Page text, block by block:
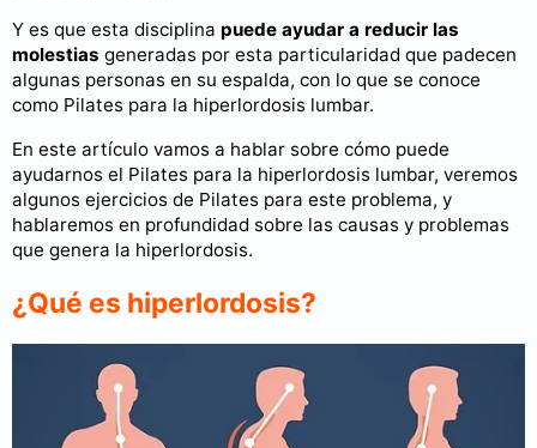
Y es que esta disciplina puede ayudar a reducir las
molestias generadas por esta particularidad que padecen
algunas personas en su espalda, con lo que se conoce
como Pilates para la hiperlordosis lumbar.
En este artículo vamos a hablar sobre cómo puede
ayudarnos el Pilates para la hiperlordosis lumbar, veremos
algunos ejercicios de Pilates para este problema, y
hablaremos en profundidad sobre las causas y problemas
que genera la hiperlordosis.
¿Qué es hiperlordosis?